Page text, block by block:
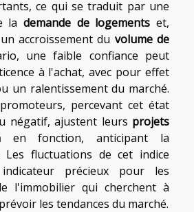
ce qui se traduit par une
la demande de logements et,
accroissement du volume de
une faible confiance peut
à l'achat, avec pour effet
un ralentissement du marché.
percevant cet état
négatif, ajustent leurs projets
en fonction, anticipant la
Les fluctuations de cet indice
précieux pour les
l'immobilier qui cherchent à
les tendances du marché.